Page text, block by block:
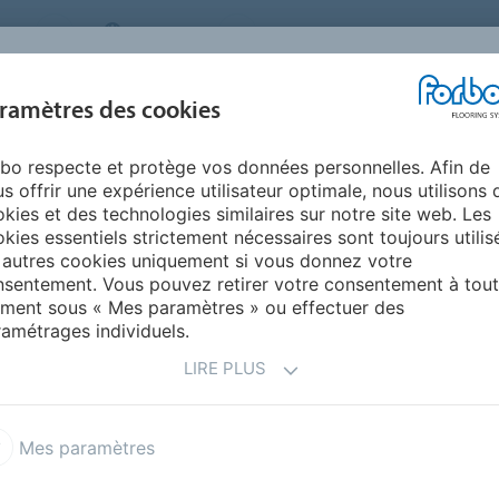
BELGIUM
INSPIRATION &
RÉFÉRENCES
DURABILITÉ
INSTALLATION &
ENTRETIEN
AIDE
autocars - sols
TRANSPORT
autocars - sols
des cookies
respecte et protège vos données personnelles. Afin de
offrir une expérience utilisateur optimale, nous utilisons
et des technologies similaires sur notre site web. Les
essentiels strictement nécessaires sont toujours
cookies uniquement si vous donnez votre
Vous pouvez retirer votre consentement à tout
sous « Mes paramètres » ou effectuer des
individuels.
LIRE PLUS
Mes paramètres